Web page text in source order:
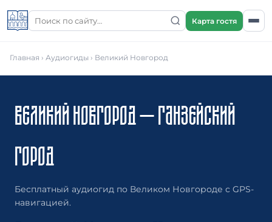
Карта гостя
Главная › Аудиогиды › Великий Новгород
ВЕЛИКИЙ НОВГОРОД – ГАНЗЕЙСКИЙ
ГОРОД
Бесплатный аудиогид по Великом Новгороде с GPS-
навигацией.